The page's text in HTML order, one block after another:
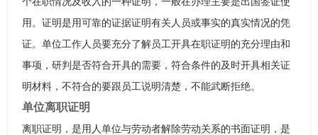
用。证明是用可靠的证据证明有关人员或事实的真实情况的凭
证。单位工作人员要充分了解员工开具在职证明的充分理由和
事项，研判是否符合开具的需要，符合条件的及时开具相关证
明材料，不符合的要跟员工说明清楚，不能武断拒绝。
单位离职证明
离职证明，是用人单位与劳动者解除劳动关系的书面证明，是